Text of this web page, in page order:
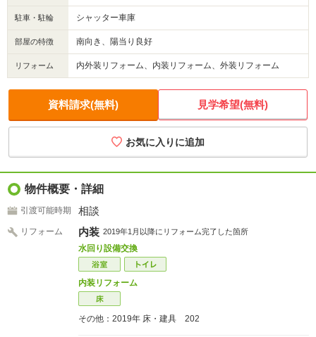
駐車・駐輪 シャッター車庫
部屋の特徴 南向き、陽当り良好
リフォーム 内外装リフォーム、内装リフォーム、外装リフォーム
資料請求(無料) 見学希望(無料)
物件概要・詳細
引渡可能時期 相談
リフォーム 内装 2019年1月以降にリフォーム完了した箇所
水回り設備交換
内装リフォーム
その他：2019年 床・建具 202